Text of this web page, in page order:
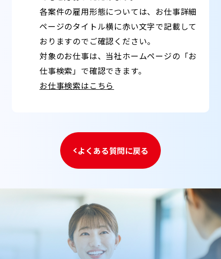
各案件の雇用形態については、お仕事詳細
ページのタイトル横に赤い文字で記載して
おりますのでご確認ください。
対象のお仕事は、当社ホームページの「お
仕事検索」で確認できます。
お仕事検索はこちら
よくある質問に戻る